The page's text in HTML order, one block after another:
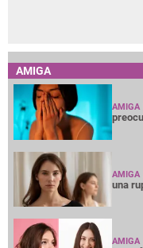
AMIGA
AMIGA
AMIGA
una
AMIGA